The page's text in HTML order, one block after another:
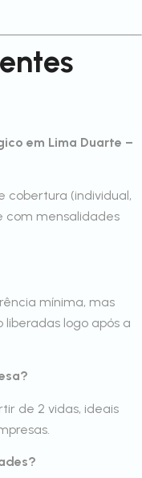
em Lima Duarte –
cobertura (individual,
com mensalidades
mínima, mas
logo após a
de 2 vidas, ideais